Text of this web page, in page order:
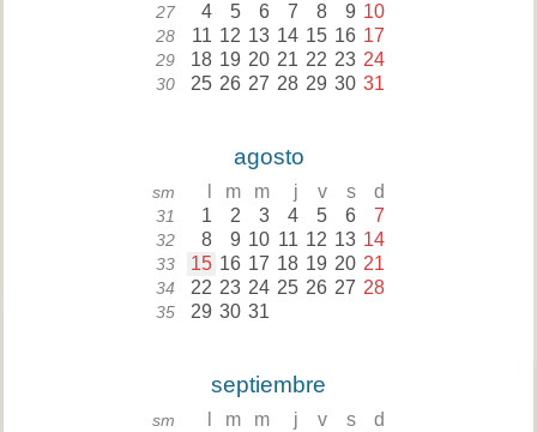
27 4 5 6 7 8 9 10
28 11 12 13 14 15 16 17
29 18 19 20 21 22 23 24
30 25 26 27 28 29 30 31
agosto
sm m m j v s d
31 1 2 3 4 5 6 7
32 8 9 10 11 12 13 14
33 15 16 17 18 19 20 21
34 22 23 24 25 26 27 28
35 29 30 31
septiembre
sm m m j v s d